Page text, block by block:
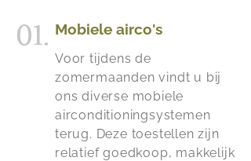
01. Mobiele airco's
Voor tijdens de
zomermaanden vindt u bij
ons diverse mobiele
airconditioningsystemen
terug. Deze toestellen zijn
relatief goedkoop, makkelijk